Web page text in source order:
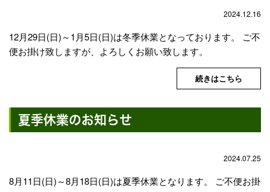
2024.12.16
12月29日(日)～1月5日(日)は冬季休業となっております。 ご不
便お掛け致しますが、よろしくお願い致します。
続きはこちら
夏季休業のお知らせ
2024.07.25
8月11日(日)～8月18日(日)は夏季休業となります。 ご不便お掛